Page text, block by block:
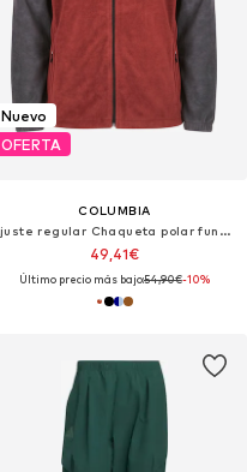
Nuevo
OFERTA
COLUMBIA
Ajuste regular Chaqueta polar funcional 'Steens Mountain™ 2.0'
49,41€
Último precio más bajo:54,90€-10%